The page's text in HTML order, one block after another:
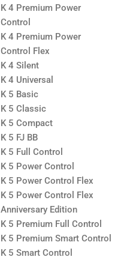
K 4 Premium Power
Control
K 4 Premium Power
Control Flex
K 4 Silent
K 4 Universal
K 5 Basic
K 5 Classic
K 5 Compact
K 5 FJ BB
K 5 Full Control
K 5 Power Control
K 5 Power Control Flex
K 5 Power Control Flex
Anniversary Edition
K 5 Premium Full Control
K 5 Premium Smart Control
K 5 Smart Control